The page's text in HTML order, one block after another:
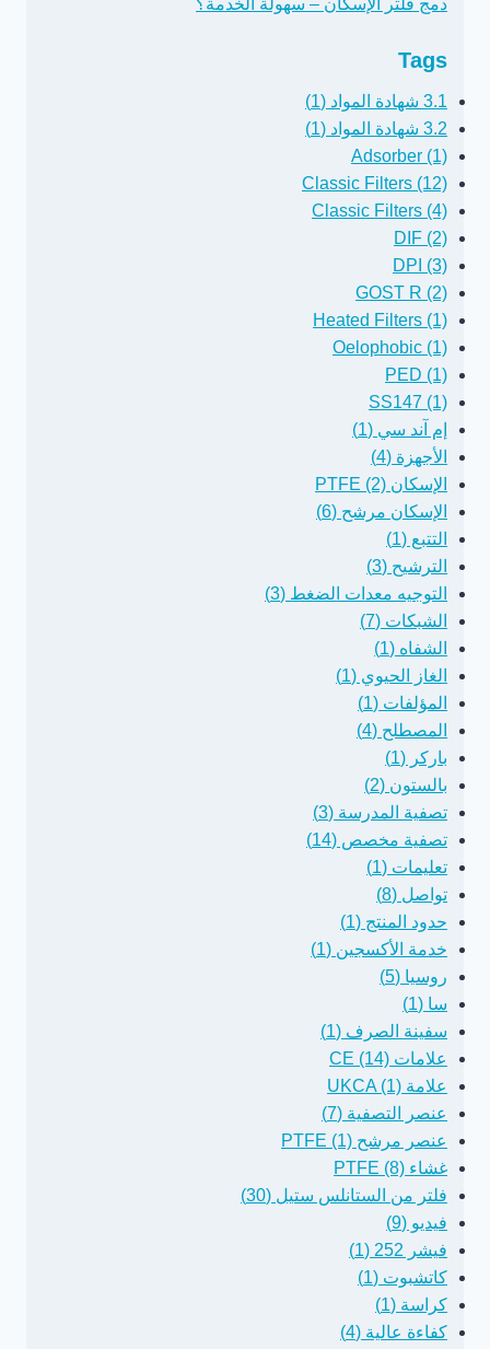
دمج فلتر الإسكان – سهولة الخدمة؟
Tags
3.1 شهادة المواد (1)
3.2 شهادة المواد (1)
Adsorber (1)
Classic Filters (12)
Classic Filters (4)
DIF (2)
DPI (3)
GOST R (2)
Heated Filters (1)
Oelophobic (1)
PED (1)
SS147 (1)
إم آند سي (1)
الأجهزة (4)
الإسكان PTFE (2)
الإسكان مرشح (6)
التتبع (1)
الترشيح (3)
التوجيه معدات الضغط (3)
الشبكات (7)
الشفاه (1)
الغاز الحيوي (1)
المؤلفات (1)
المصطلح (4)
باركر (1)
بالستون (2)
تصفية المدرسة (3)
تصفية مخصص (14)
تعليمات (1)
تواصل (8)
حدود المنتج (1)
خدمة الأكسجين (1)
روسيا (5)
سا (1)
سفينة الصرف (1)
علامات CE (14)
علامة UKCA (1)
عنصر التصفية (7)
عنصر مرشح PTFE (1)
غشاء PTFE (8)
فلتر من الستانلس ستيل (30)
فيديو (9)
فيشر 252 (1)
كاتشبوت (1)
كراسة (1)
كفاءة عالية (4)